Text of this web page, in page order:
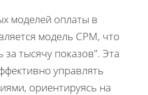
моделей оплаты в
модель CPM, что
за тысячу показов". Эта
управлять
ориентируясь на